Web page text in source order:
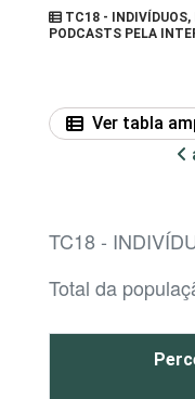
TC18 - INDIVÍDUOS,
PODCASTS PELA
Ver tabla
TC18 -
Total da